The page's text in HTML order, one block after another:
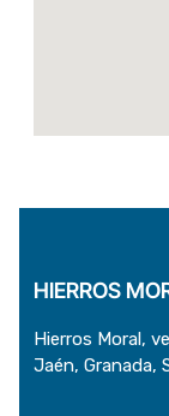
HIERROS
Hierros Moral,
Jaén, Granada,